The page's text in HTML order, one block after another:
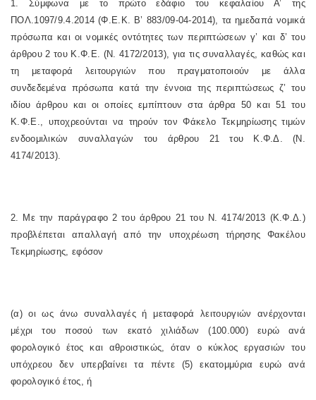
1. Σύμφωνα με το πρώτο εδάφιο του κεφαλαίου Α’ της
ΠΟΛ.1097/9.4.2014 (Φ.Ε.Κ. Β’ 883/09-04-2014), τα ημεδαπά νομικά
πρόσωπα και οι νομικές οντότητες των περιπτώσεων γ’ και δ’ του
άρθρου 2 του Κ.Φ.Ε. (Ν. 4172/2013), για τις συναλλαγές, καθώς και
τη μεταφορά λειτουργιών που πραγματοποιούν με άλλα
συνδεδεμένα πρόσωπα κατά την έννοια της περιπτώσεως ζ’ του
ιδίου άρθρου και οι οποίες εμπίπτουν στα άρθρα 50 και 51 του
Κ.Φ.Ε., υποχρεούνται να τηρούν τον Φάκελο Τεκμηρίωσης τιμών
ενδοομιλικών συναλλαγών του άρθρου 21 του Κ.Φ.Δ. (Ν.
4174/2013).
2. Με την παράγραφο 2 του άρθρου 21 του Ν. 4174/2013 (Κ.Φ.Δ.)
προβλέπεται απαλλαγή από την υποχρέωση τήρησης Φακέλου
Τεκμηρίωσης, εφόσον
(α) οι ως άνω συναλλαγές ή μεταφορά λειτουργιών ανέρχονται
μέχρι του ποσού των εκατό χιλιάδων (100.000) ευρώ ανά
φορολογικό έτος και αθροιστικώς, όταν ο κύκλος εργασιών του
υπόχρεου δεν υπερβαίνει τα πέντε (5) εκατομμύρια ευρώ ανά
φορολογικό έτος, ή